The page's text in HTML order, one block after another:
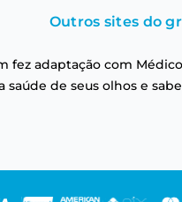
Outros sites do
fez adaptação com
de seus olhos e